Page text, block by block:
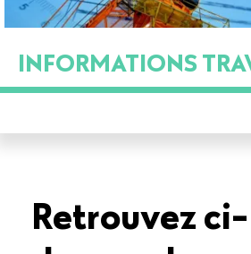
INFORMATIONS
Retrouvez ci-